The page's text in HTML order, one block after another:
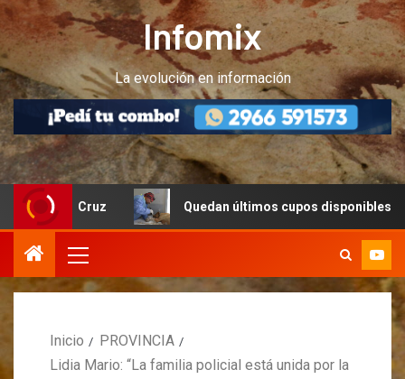
Infomix
La evolución en información
Cruz Quedan últimos cupos disponibles para
Inicio
PROVINCIA
Lidia Mario: “La familia policial está unida por la